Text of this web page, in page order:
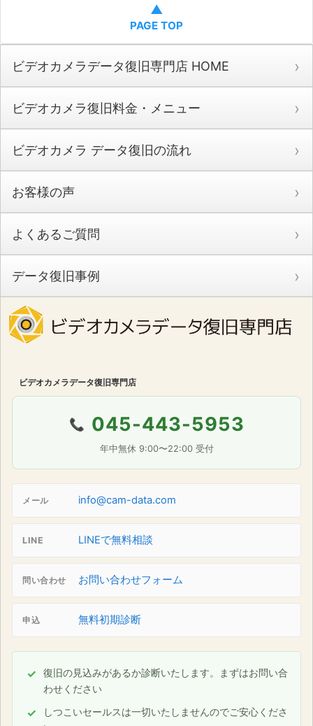
▲
PAGE TOP
ビデオカメラデータ復旧専門店 HOME
ビデオカメラ復旧料金・メニュー
ビデオカメラ データ復旧の流れ
お客様の声
よくあるご質問
データ復旧事例
ビデオカメラデータ復旧専門店
📞 045-443-5953
年中無休 9:00〜22:00 受付
メール info@cam-data.com
LINE LINEで無料相談
問い合わせ お問い合わせフォーム
申込 無料初期診断
復旧の見込みがあるか診断いたします。まずはお問い合
わせください
しつこいセールスは一切いたしませんのでご安心くださ